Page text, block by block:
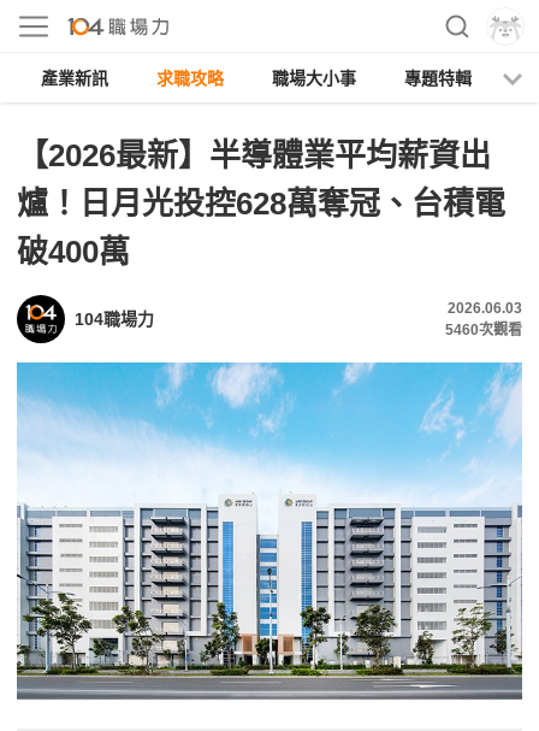
產業新訊 求職攻略 職場大小事 專題特輯
【2026最新】半導體業平均薪資出
爐！日月光投控628萬奪冠、台積電
破400萬
104職場力
2026.06.03
5460次觀看